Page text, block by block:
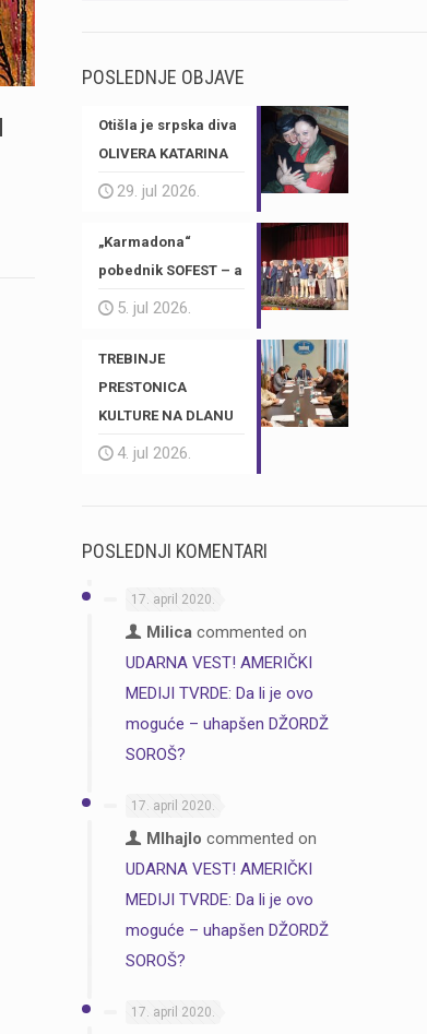
POSLEDNJE OBJAVE
Otišla je srpska diva
OLIVERA KATARINA
29. jul 2026.
„Karmadona“
pobednik SOFEST – a
5. jul 2026.
TREBINJE
PRESTONICA
KULTURE NA DLANU
4. jul 2026.
POSLEDNJI KOMENTARI
17. april 2020.
Milicacommented on
UDARNA VEST! AMERIČKI
MEDIJI TVRDE: Da li je ovo
moguće – uhapšen DŽORDŽ
SOROŠ?
17. april 2020.
MIhajlo commented on
UDARNA VEST! AMERIČKI
MEDIJI TVRDE: Da li je ovo
moguće – uhapšen DŽORDŽ
SOROŠ?
17. april 2020.